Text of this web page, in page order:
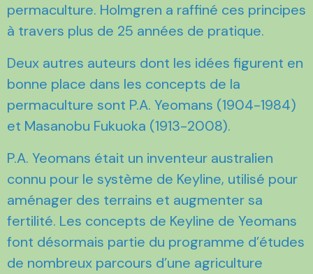
permaculture. Holmgren a raffiné ces principes
à travers plus de 25 années de pratique.
Deux autres auteurs dont les idées figurent en
bonne place dans les concepts de la
permaculture sont P.A. Yeomans (1904-1984)
et Masanobu Fukuoka (1913-2008).
P.A. Yeomans était un inventeur australien
connu pour le système de Keyline, utilisé pour
aménager des terrains et augmenter sa
fertilité. Les concepts de Keyline de Yeomans
font désormais partie du programme d’études
de nombreux parcours d’une agriculture